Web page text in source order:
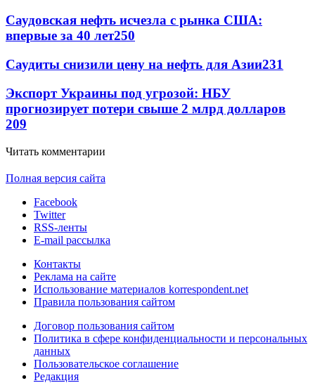
Саудовская нефть исчезла с рынка США:
впервые за 40 лет250
Саудиты снизили цену на нефть для Азии231
Экспорт Украины под угрозой: НБУ
прогнозирует потери свыше 2 млрд долларов
209
Читать комментарии
Полная версия сайта
Facebook
Twitter
RSS-ленты
E-mail рассылка
Контакты
Реклама на сайте
Использование материалов korrespondent.net
Правила пользования сайтом
Договор пользования сайтом
Политика в сфере конфиденциальности и персональных
данных
Пользовательское соглашение
Редакция